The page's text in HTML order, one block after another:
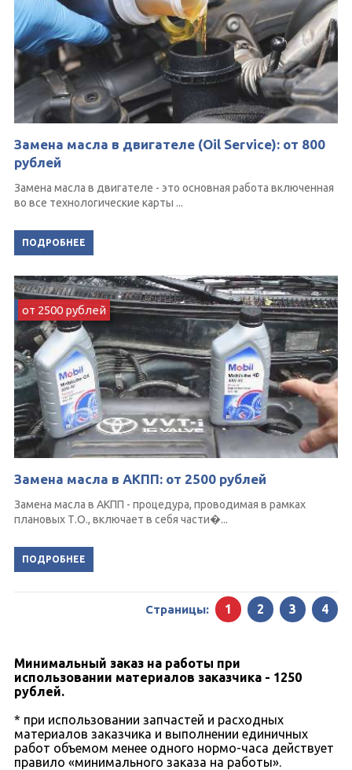
Замена масла в двигателе (Oil Service): от 800
рублей
Замена масла в двигателе - это основная работа включенная
во все технологические карты ...
ПОДРОБНЕЕ
от 2500 рублей
Замена масла в АКПП: от 2500 рублей
Замена масла в АКПП - процедура, проводимая в рамках
плановых Т.О., включает в себя части�...
ПОДРОБНЕЕ
Страницы: 1 2 3 4
Минимальный заказ на работы при
использовании материалов заказчика - 1250
рублей.
* при использовании запчастей и расходных
материалов заказчика и выполнении единичных
работ объемом менее одного нормо-часа действует
правило «минимального заказа на работы».